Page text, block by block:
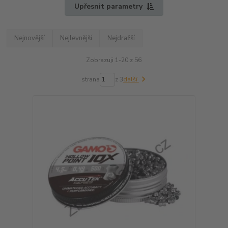
Upřesnit parametry
Nejnovější Nejlevnější Nejdražší
Zobrazuji 1-20 z 56
strana z 3další